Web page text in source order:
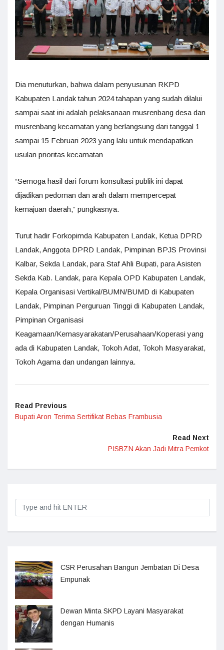
Dia menuturkan, bahwa dalam penyusunan RKPD
Kabupaten Landak tahun 2024 tahapan yang sudah dilalui
sampai saat ini adalah pelaksanaan musrenbang desa dan
musrenbang kecamatan yang berlangsung dari tanggal 1
sampai 15 Februari 2023 yang lalu untuk mendapatkan
usulan prioritas kecamatan
“Semoga hasil dari forum konsultasi publik ini dapat
dijadikan pedoman dan arah dalam mempercepat
kemajuan daerah,” pungkasnya.
Turut hadir Forkopimda Kabupaten Landak, Ketua DPRD
Landak, Anggota DPRD Landak, Pimpinan BPJS Provinsi
Kalbar, Sekda Landak, para Staf Ahli Bupati, para Asisten
Sekda Kab. Landak, para Kepala OPD Kabupaten Landak,
Kepala Organisasi Vertikal/BUMN/BUMD di Kabupaten
Landak, Pimpinan Perguruan Tinggi di Kabupaten Landak,
Pimpinan Organisasi
Keagamaan/Kemasyarakatan/Perusahaan/Koperasi yang
ada di Kabupaten Landak, Tokoh Adat, Tokoh Masyarakat,
Tokoh Agama dan undangan lainnya.
Read Previous
Bupati Aron Terima Sertifikat Bebas Frambusia
Read Next
PISBZN Akan Jadi Mitra Pemkot
CSR Perusahan Bangun Jembatan Di Desa
Empunak
Dewan Minta SKPD Layani Masyarakat
dengan Humanis